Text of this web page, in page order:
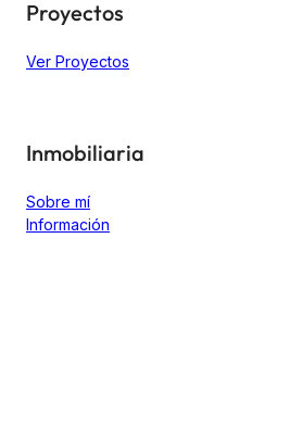
Proyectos
Ver Proyectos
Inmobiliaria
Sobre mí
Información